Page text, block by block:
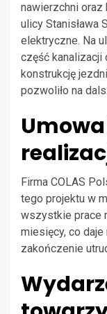
nawierzchni
ulicy Stanisława
elektryczne. Na
część kanalizacji
konstrukcję
pozwoliło na
Firma COLAS
tego projektu w
wszystkie prace
miesięcy, co
zakończenie